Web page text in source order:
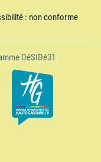
: non conforme
DéSIDé31